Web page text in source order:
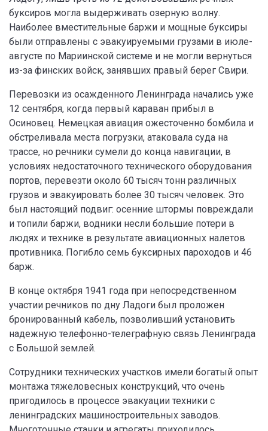
буксиров могла выдерживать озерную волну.
Наиболее вместительные баржи и мощные буксиры
были отправлены с эвакуируемыми грузами в июле-
августе по Мариинской системе и не могли вернуться
из-за финских войск, занявших правый берег Свири.
Перевозки из осажденного Ленинграда начались уже
12 сентября, когда первый караван прибыл в
Осиновец. Немецкая авиация ожесточенно бомбила и
обстреливала места погрузки, атаковала суда на
трассе, но речники сумели до конца навигации, в
условиях недостаточного технического оборудования
портов, перевезти около 60 тысяч тонн различных
грузов и эвакуировать более 30 тысяч человек. Это
был настоящий подвиг: осенние штормы повреждали
и топили баржи, водники несли большие потери в
людях и технике в результате авиационных налетов
противника. Погибло семь буксирных пароходов и 46
барж.
В конце октября 1941 года при непосредственном
участии речников по дну Ладоги был проложен
бронированный кабель, позволивший установить
надежную телефонно-телеграфную связь Ленинграда
с Большой землей.
Сотрудники технических участков имели богатый опыт
монтажа тяжеловесных конструкций, что очень
пригодилось в процессе эвакуации техники с
ленинградских машиностроительных заводов.